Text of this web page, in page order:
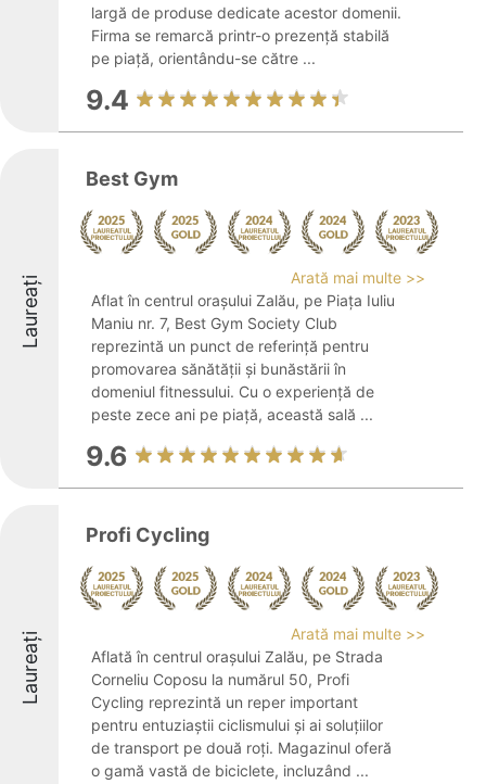
largă de produse dedicate acestor domenii.
Firma se remarcă printr-o prezență stabilă
pe piață, orientându-se către ...
9.4
Laureați
Best Gym
Arată mai multe >>
Aflat în centrul orașului Zalău, pe Piața Iuliu
Maniu nr. 7, Best Gym Society Club
reprezintă un punct de referință pentru
promovarea sănătății și bunăstării în
domeniul fitnessului. Cu o experiență de
peste zece ani pe piață, această sală ...
9.6
Laureați
Profi Cycling
Arată mai multe >>
Aflată în centrul orașului Zalău, pe Strada
Corneliu Coposu la numărul 50, Profi
Cycling reprezintă un reper important
pentru entuziaștii ciclismului și ai soluțiilor
de transport pe două roți. Magazinul oferă
o gamă vastă de biciclete, incluzând ...